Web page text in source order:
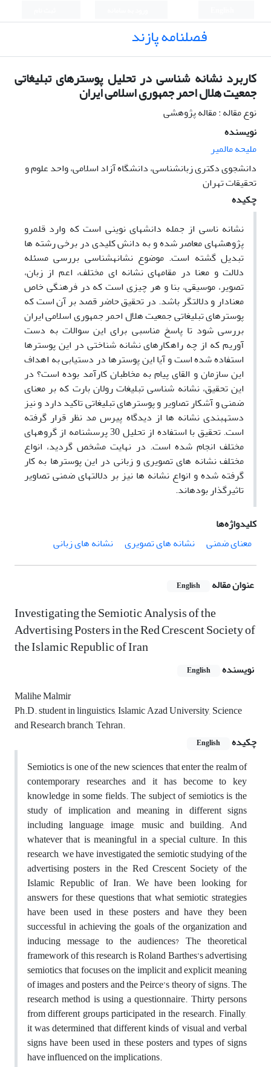
فصلنامه پازند
کاربرد نشانه شناسی در تحلیل پوسترهای تبلیغاتی
جمعیت هلال احمر جمهوری اسلامی ایران
نوع مقاله : مقاله پژوهشی
نویسنده
ملیحه مالمیر
دانشجوی دکتری زبانشناسی، دانشگاه آزاد اسلامی، واحد علوم و
تحقیقات تهران
چکیده
نشانه­ ناسی از جمله دانش­های نوینی است که وارد قلمرو
پژوهش­های معاصر شده و به دانش کلیدی در برخی رشته ­ها
تبدیل گشته است. موضوع نشانه­شناسی بررسی مسئله
دلالت و معنا در مقام­های نشانه­ ای مختلف، اعم از زبان،
تصویر، موسیقی، بنا و هر چیزی است که در فرهنگی خاص
معنادار و دلالت­گر باشد. در تحقیق حاضر قصد بر آن است که
پوسترهای تبلیغاتی جمعیت هلال احمر جمهوری اسلامی ایران
بررسی شود تا پاسخ مناسبی برای این سوالات به دست
آوریم که از چه راهکارهای نشانه­ شناختی در این پوسترها
استفاده شده است و آیا این پوسترها در دستیابی به اهداف
این سازمان و القای پیام به مخاطبان کارآمد بوده­ است؟ در
این تحقیق، نشانه ­شناسی تبلیغات رولان بارت که بر معنای
ضمنی و آشکار تصاویر و پوسترهای تبلیغاتی تاکید دارد و نیز
دسته­بندی نشانه ­ها از دیدگاه پیرس مد نظر قرار گرفته
است. تحقیق با استفاده از تحلیل 30 پرسشنامه از گروه­های
مختلف انجام شده است. در نهایت مشخص گردید، انواع
مختلف نشانه های تصویری و زبانی در این پوسترها به کار
گرفته شده­ و انواع نشانه ­ها نیز بر دلالت­های ضمنی تصاویر
تاثیرگذار بوده­اند.
کلیدواژه‌ها
معنای ضمنی
نشانه های تصویری نشانه های زبانی
عنوان مقاله English
Investigating the Semiotic Analysis of the
Advertising Posters in the Red Crescent Society of
the Islamic Republic of Iran
نویسنده English
Malihe Malmir
Ph.D. student in linguistics, Islamic Azad University, Science
and Research branch, Tehran.
چکیده
English
Semiotics is one of the new sciences that enter the realm of
contemporary researches and it has become to key
knowledge in some fields. The subject of semiotics is the
study of implication and meaning in different signs
including language, image, music and building. And
whatever that is meaningful in a special culture. In this
research, we have investigated the semiotic studying of the
advertising posters in the Red Crescent Society of the
Islamic Republic of Iran. We have been looking for
answers for these questions that what semiotic strategies
have been used in these posters and have they been
successful in achieving the goals of the organization and
inducing message to the audiences? The theoretical
framework of this research is Roland Barthes’s advertising
semiotics that focuses on the implicit and explicit meaning
of images and posters and the Peirce’s theory of signs. The
research method is using a questionnaire. Thirty persons
from different groups participated in the research. Finally,
it was determined that different kinds of visual and verbal
signs have been used in these posters and types of signs
have influenced on the implications.